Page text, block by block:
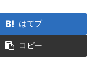
はてブ
コピー